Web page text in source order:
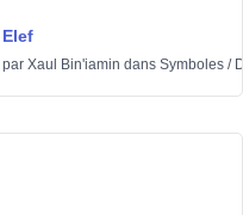
Elef
par Xaul Bin'iamin dans Symboles /